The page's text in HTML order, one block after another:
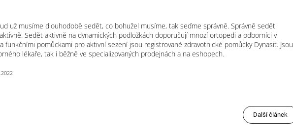
už musíme dlouhodobě sedět, co bohužel musíme, tak seďme správně. Správně sedět
Sedět aktivně na dynamických podložkách doporučují mnozí ortopedi a odborníci v
funkčními pomůckami pro aktivní sezení jsou registrované zdravotnické pomůcky Dynasit. Jsou
lékaře, tak i běžně ve specializovaných prodejnách a na eshopech.
Další článek